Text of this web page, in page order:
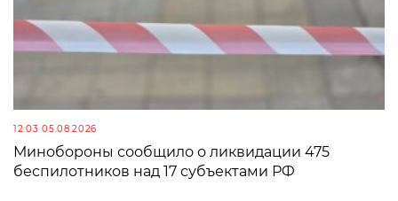
12:03 05.08.2026
Минобороны сообщило о ликвидации 475
беспилотников над 17 субъектами РФ